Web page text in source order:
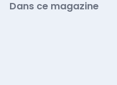
Dans ce magazine